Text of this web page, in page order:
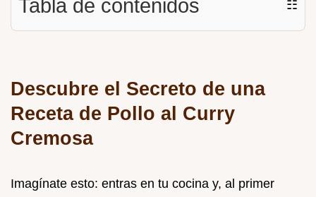
Tabla de contenidos ☷
Descubre el Secreto de una
Receta de Pollo al Curry
Cremosa
Imagínate esto: entras en tu cocina y, al primer